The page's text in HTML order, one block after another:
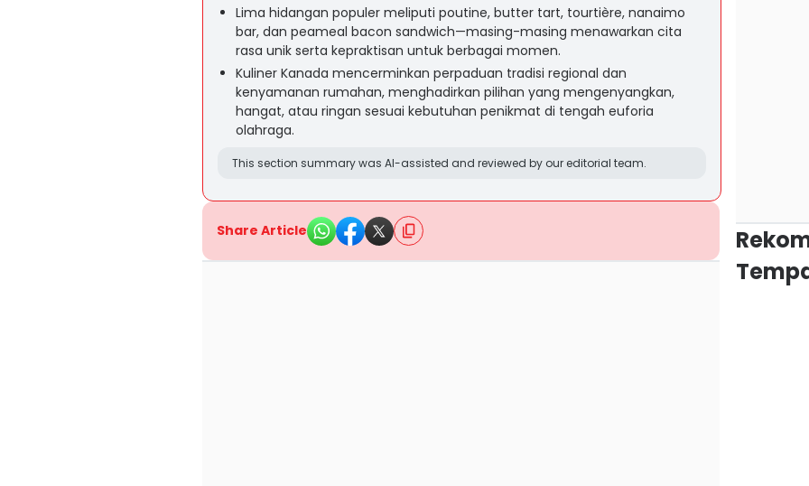
Lima hidangan populer meliputi poutine, butter tart, tourtière, nanaimo
bar, dan peameal bacon sandwich—masing-masing menawarkan cita
rasa unik serta kepraktisan untuk berbagai momen.
Kuliner Kanada mencerminkan perpaduan tradisi regional dan
kenyamanan rumahan, menghadirkan pilihan yang mengenyangkan,
hangat, atau ringan sesuai kebutuhan penikmat di tengah euforia
olahraga.
This section summary was AI-assisted and reviewed by our editorial team.
Share Article